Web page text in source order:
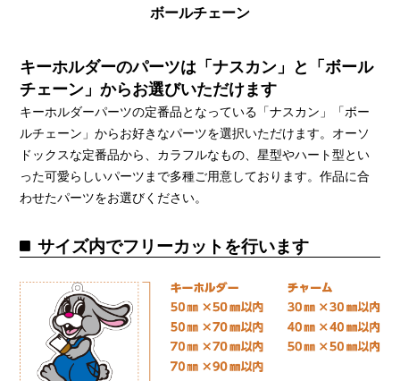
ボールチェーン
キーホルダーのパーツは「ナスカン」と「ボール
チェーン」からお選びいただけます
キーホルダーパーツの定番品となっている「ナスカン」「ボー
ルチェーン」からお好きなパーツを選択いただけます。オーソ
ドックスな定番品から、カラフルなもの、星型やハート型とい
った可愛らしいパーツまで多種ご用意しております。作品に合
わせたパーツをお選びください。
サイズ内でフリーカットを行います